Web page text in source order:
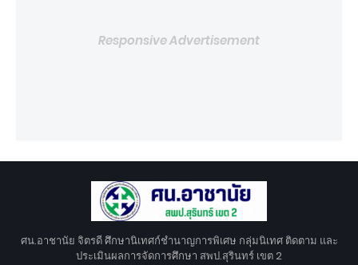
Responsive Advertisement
ศน.อาชานัย จิตรดี ศึกษานิเทศก์ชำนาญการพิเศษ กลุ่มนิเทศ ติดตาม และ
ประเมินผลการจัดการศึกษา สพป.สุรินทร์ เขต 2